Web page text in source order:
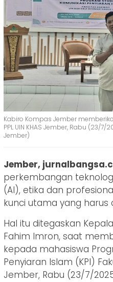
Kabiro Kompas Jember
PPL UIN KHAS Jember, Rabu (23/7/
Jember)
Jember,
perkembangan
(AI), etika dan
kunci utama yang harus
Hal itu ditegaskan
Fahim Imron, saat
kepada mahasiswa
Penyiaran Islam (KPI)
Jember, Rabu (23/7/